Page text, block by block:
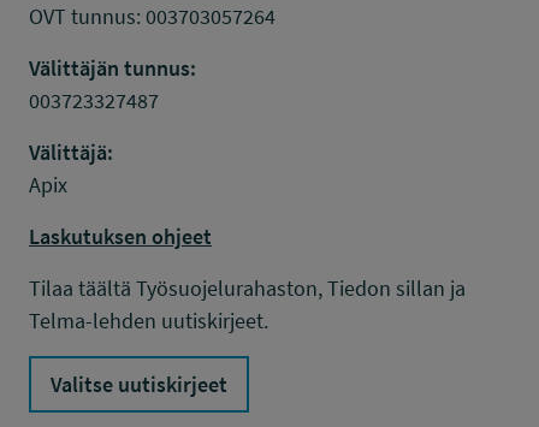
OVT tunnus: 003703057264
Välittäjän tunnus:
003723327487
Välittäjä:
Apix
Laskutuksen ohjeet
Tilaa täältä Työsuojelurahaston, Tiedon sillan ja
Telma-lehden uutiskirjeet.
Valitse uutiskirjeet